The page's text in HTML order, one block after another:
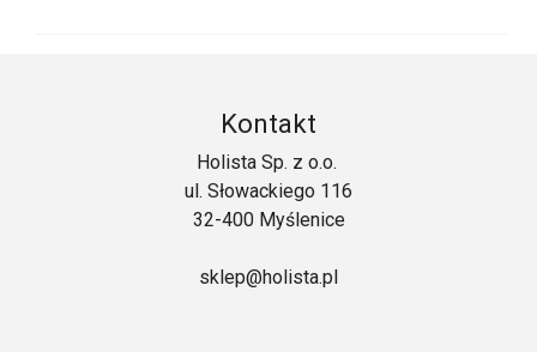
Kontakt
Holista Sp. z o.o.
ul. Słowackiego 116
32-400 Myślenice
sklep@holista.pl